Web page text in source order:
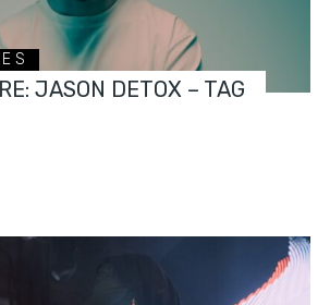
JASON DETOX – TAG